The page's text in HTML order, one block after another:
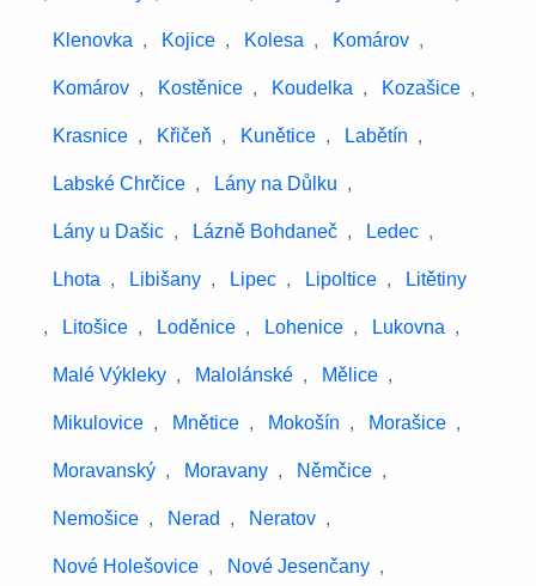
Klenovka , Kojice , Kolesa , Komárov ,
Komárov , Kostěnice , Koudelka , Kozašice ,
Krasnice , Křičeň , Kunětice , Labětín ,
Labské Chrčice , Lány na Důlku ,
Lány u Dašic , Lázně Bohdaneč , Ledec ,
Lhota , Libišany , Lipec , Lipoltice , Litětiny
, Litošice , Loděnice , Lohenice , Lukovna ,
Malé Výkleky , Malolánské , Mělice ,
Mikulovice , Mnětice , Mokošín , Morašice ,
Moravanský , Moravany , Němčice ,
Nemošice , Nerad , Neratov ,
Nové Holešovice , Nové Jesenčany ,